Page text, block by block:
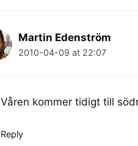
Martin Edenström
2010-04-09 at 22:07
Våren kommer tidigt till
Reply